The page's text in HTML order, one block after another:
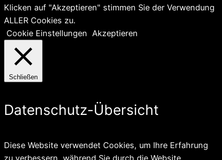
Klicken auf "Akzeptieren" stimmen Sie der Verwendung
ALLER Cookies zu.
Cookie Einstellungen Akzeptieren
Schließen
Datenschutz-Übersicht
Diese Website verwendet Cookies, um Ihre Erfahrung
zu verbessern, während Sie durch die Website